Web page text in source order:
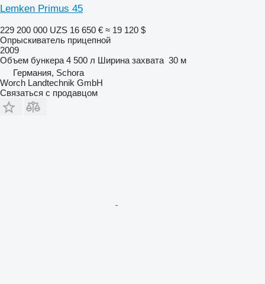
Lemken Primus 45
229 200 000 UZS 16 650 € ≈ 19 120 $
Опрыскиватель прицепной
2009
Объем бункера 4 500 л Ширина захвата 30 м
Германия, Schora
Worch Landtechnik GmbH
Связаться с продавцом